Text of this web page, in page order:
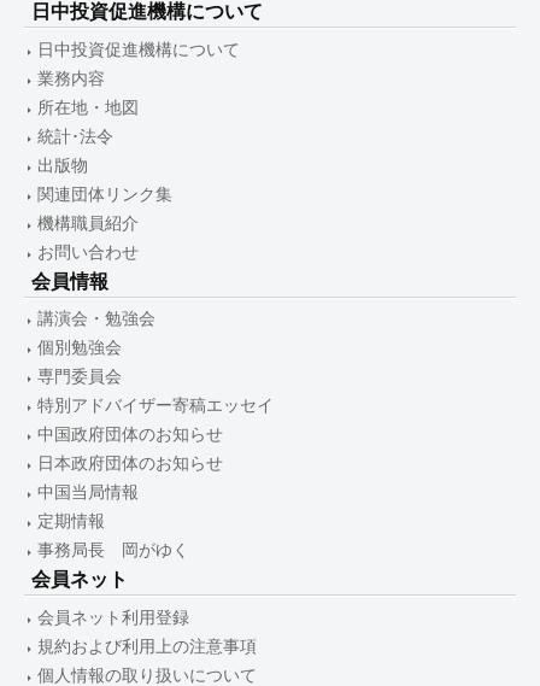
日中投資促進機構について
日中投資促進機構について
業務内容
所在地・地図
統計･法令
出版物
関連団体リンク集
機構職員紹介
お問い合わせ
会員情報
講演会・勉強会
個別勉強会
専門委員会
特別アドバイザー寄稿エッセイ
中国政府団体のお知らせ
日本政府団体のお知らせ
中国当局情報
定期情報
事務局長 岡がゆく
会員ネット
会員ネット利用登録
規約および利用上の注意事項
個人情報の取り扱いについて